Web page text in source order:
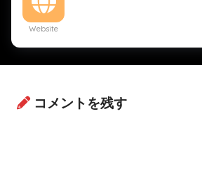
Website
コメントを残す